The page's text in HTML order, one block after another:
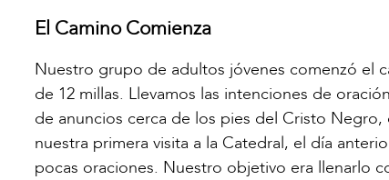
El Camino Comienza
Nuestro grupo de adultos jóvenes comenzó el
de 12 millas. Llevamos las intenciones de
de anuncios cerca de los pies del Cristo
nuestra primera visita a la Catedral, el día
pocas oraciones. Nuestro objetivo era llenarlo